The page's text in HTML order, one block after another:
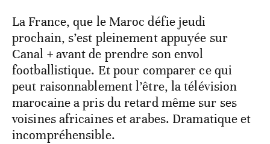
La France, que le Maroc défie jeudi
prochain, s’est pleinement appuyée sur
Canal + avant de prendre son envol
footballistique. Et pour comparer ce qui
peut raisonnablement l’être, la télévision
marocaine a pris du retard même sur ses
voisines africaines et arabes. Dramatique et
incompréhensible.